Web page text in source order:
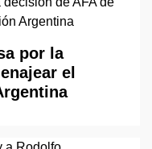
por la
el